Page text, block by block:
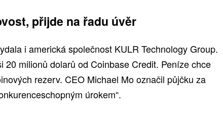
přijde na řadu úvěr
i americká společnost KULR Technology Group.
20 milionů dolarů od Coinbase Credit. Peníze chce
rezerv. CEO Michael Mo označil půjčku za
úrokem“.